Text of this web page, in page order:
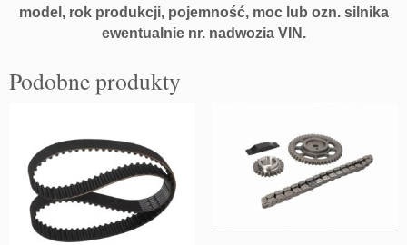
model, rok produkcji, pojemność, moc lub ozn. silnika
ewentualnie nr. nadwozia VIN.
Podobne produkty